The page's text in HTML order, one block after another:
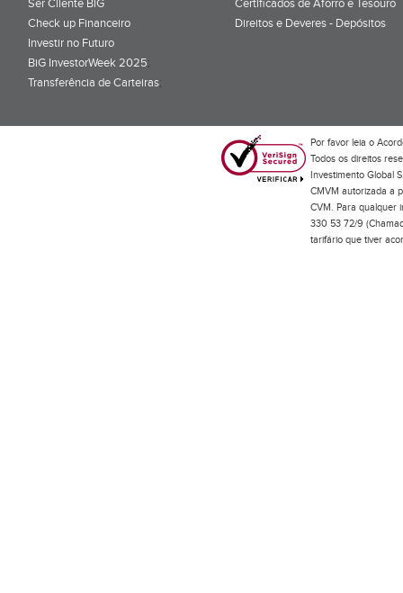
Ser Cliente BiG
Check up Financeiro
Investir no Futuro
BiG InvestorWeek 2025;
Transferência de Carteiras;
Certificados de Aforro e Tesouro
Direitos e Deveres - Depósitos
Por favor leia o
Todos os direitos
Investimento Global
CMVM autorizada a
CVM. Para qualquer
330 53 72/9
tarifário que tiver